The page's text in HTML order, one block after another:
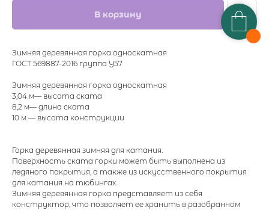
В корзину
Зимняя деревянная горка односкатная
ГОСТ 569887-2016 группа У57
Зимняя деревянная горка односкатная
3,04 м— высота ската
8,2 м— длина ската
10 м — высота конструкции
Горка деревянная зимняя для катания.
Поверхность ската горки может быть выполнена из
ледяного покрытия, а также из искусственного покрытия
для катания на тюбингах.
Зимняя деревянная горка представляет из себя
конструктор, что позволяет ее хранить в разобранном